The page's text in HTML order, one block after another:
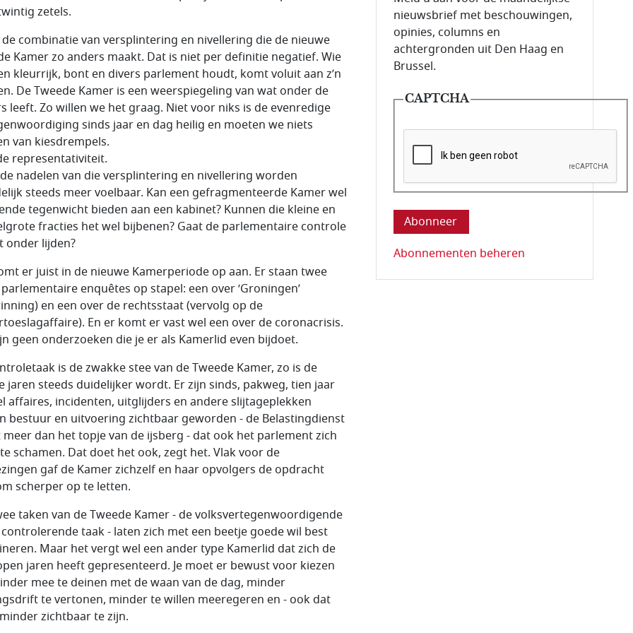
zetels.
combinatie van versplintering en nivellering die de nieuwe
Kamer zo anders maakt. Dat is niet per definitie negatief. Wie
kleurrijk, bont en divers parlement houdt, komt voluit aan z’n
De Tweede Kamer is een weerspiegeling van wat onder de
leeft. Zo willen we het graag. Niet voor niks is de evenredige
sinds jaar en dag heilig en moeten we niets
van kiesdrempels.
representativiteit.
nadelen van die versplintering en nivellering worden
steeds meer voelbaar. Kan een gefragmenteerde Kamer wel
tegenwicht bieden aan een kabinet? Kunnen die kleine en
fracties het wel bijbenen? Gaat de parlementaire controle
onder lijden?
er juist in de nieuwe Kamerperiode op aan. Er staan twee
enquêtes op stapel: een over ‘Groningen’
en een over de rechtsstaat (vervolg op de
En er komt er vast wel een over de coronacrisis.
geen onderzoeken die je er als Kamerlid even bijdoet.
is de zwakke stee van de Tweede Kamer, zo is de
jaren steeds duidelijker wordt. Er zijn sinds, pakweg, tien jaar
affaires, incidenten, uitglijders en andere slijtageplekken
bestuur en uitvoering zichtbaar geworden - de Belastingdienst
meer dan het topje van de ijsberg - dat ook het parlement zich
schamen. Dat doet het ook, zegt het. Vlak voor de
gaf de Kamer zichzelf en haar opvolgers de opdracht
scherper op te letten.
taken van de Tweede Kamer - de volksvertegenwoordigende
taak - laten zich met een beetje goede wil best
Maar het vergt wel een ander type Kamerlid dat zich de
jaren heeft gepresenteerd. Je moet er bewust voor kiezen
mee te deinen met de waan van de dag, minder
te vertonen, minder te willen meeregeren en - ook dat
zichtbaar te zijn.
nieuwsbrief met beschouwingen,
opinies, columns en
achtergronden uit Den Haag en
Brussel.
CAPTCHA
Deze vraag is om te controleren dat u
Abonnementen beheren